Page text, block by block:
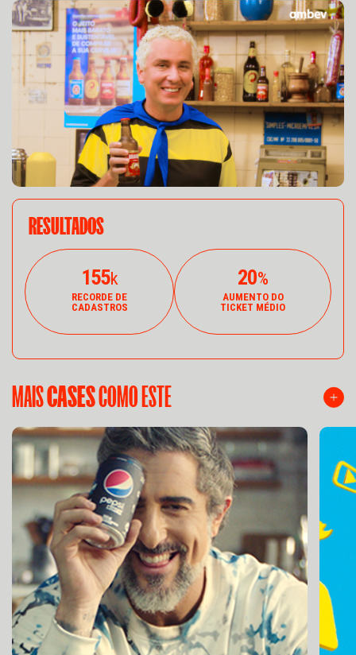
RESULTADOS
155k
RECORDE DE
CADASTROS
20%
AUMENTO DO
TICKET MÉDIO
MAISCASESCOMO ESTE